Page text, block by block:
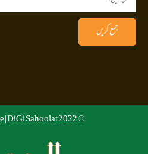
جمع کریں
© 2022 AL Mufti Online |
DiGi Sahoolat